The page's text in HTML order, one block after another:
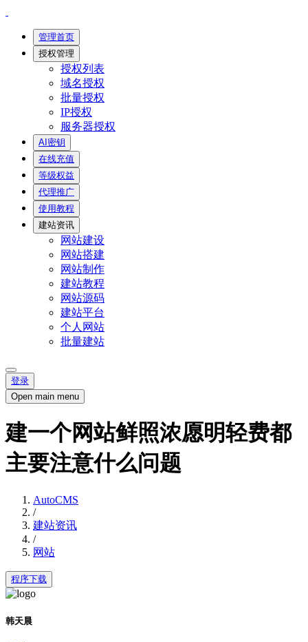
管理首页
授权管理
授权列表
域名授权
批量授权
IP授权
服务器授权
AI密钥
在线充值
等级权益
代理推广
使用教程
建站资讯
网站建设
网站搭建
网站制作
建站教程
网站源码
建站平台
个人网站
批量建站
登录
Open main menu
建一个网站鲜照浓愿明轻费都
主要注意什么问题
AutoCMS
/
建站资讯
/
网站
程序下载
韩天晨